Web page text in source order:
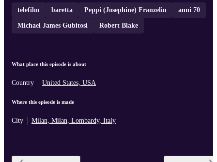
telefilm baretta Peppi (Josephine) Franzelin anni 70
Michael James Gubitosi Robert Blake
What place this episode is about
Country United States, USA
Where this episode is made
City Milan, Milan, Lombardy, Italy